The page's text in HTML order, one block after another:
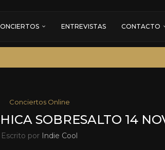
ENTREVISTAS CONTACTO
Conciertos Online
SOBRESALTO 14
Escrito por Indie Cool